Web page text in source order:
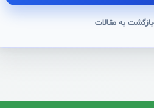
بازگشت به مقالات